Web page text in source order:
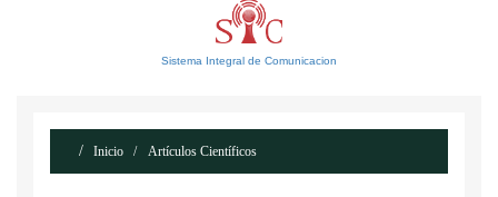
Sistema Integral de Comunicacion
Inicio Artículos Científicos